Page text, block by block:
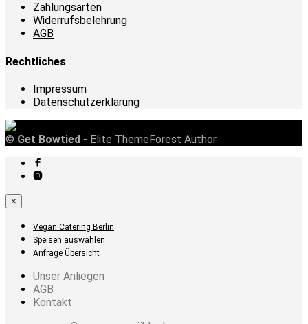
Zahlungsarten
Widerrufsbelehrung
AGB
Rechtliches
Impressum
Datenschutzerklärung
© Get Bowtied - Elite ThemeForest Author
×
Vegan Catering Berlin
Speisen auswählen
Anfrage Übersicht
Unser Anliegen
AGB
Kontakt